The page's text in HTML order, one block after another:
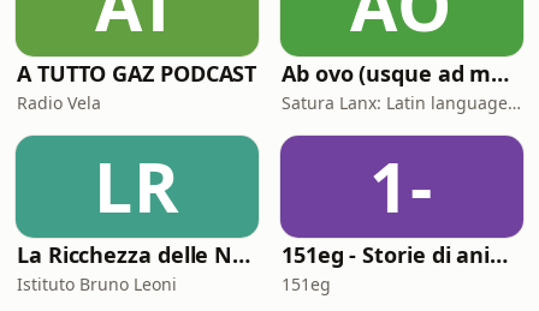
A TUTTO GAZ PODCAST
Radio Vela
Ab ovo (usque ad mala)
Satura Lanx: Latin language and literature for beginners.
LR
La Ricchezza delle Nazioni
Istituto Bruno Leoni
1-
151eg - Storie di animazione
151eg